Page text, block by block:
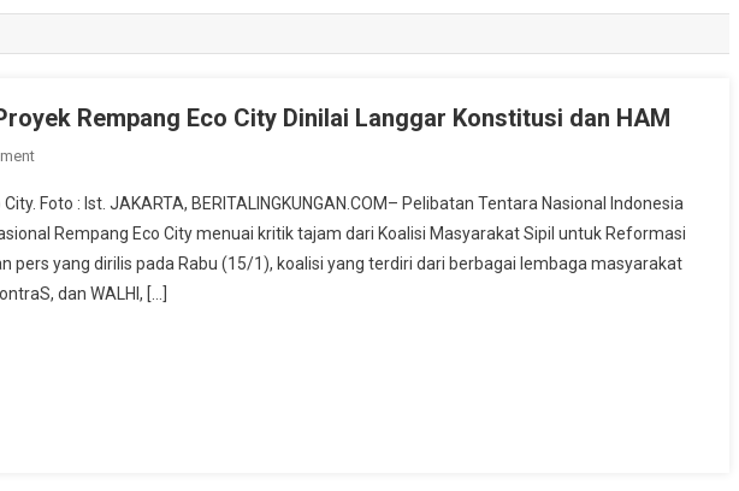
Rempang Eco City Dinilai Langgar Konstitusi dan HAM
On
TNI
Dalam
Proyek
Rempang
Foto : Ist. JAKARTA, BERITALINGKUNGAN.COM– Pelibatan Tentara Nasional Indonesia
Rempang Eco City menuai kritik tajam dari Koalisi Masyarakat Sipil untuk Reformasi
pers yang dirilis pada Rabu (15/1), koalisi yang terdiri dari berbagai lembaga masyarakat
dan WALHI, […]